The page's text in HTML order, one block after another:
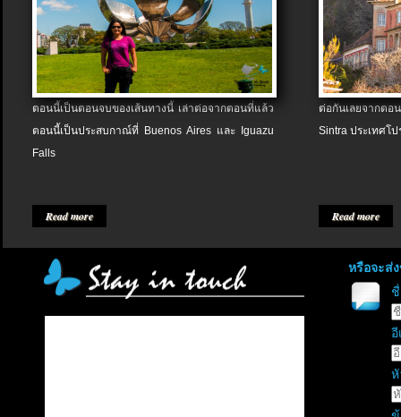
ตอนนี้เป็นตอนจบของเส้นทางนี้ เล่าต่อจากตอนที่แล้ว
ตอนนี้เป็นประสบกาณ์ที่ Buenos Aires และ Iguazu
Falls
Read more
ต่อกันเลยจากต
Sintra ประเทศโป
Read more
หรือจะส่
อี
หั